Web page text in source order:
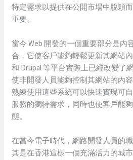
特定需求以提供在公開市場中脫穎
重要。
當今 Web 開發的一個重要部分是內
合，它使客戶能夠輕鬆更新其網站
和 Drupal 等平台實際上已經改變了
使非開發人員能夠控制其網站的內容
熟練使用這些系統可以快速實現可
服務的獨特需求，同時也使客戶能
態。
在當今電子時代，網路開發人員的
其是在香港這樣一個充滿活力的城